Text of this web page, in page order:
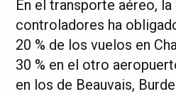
En el transporte aéreo, la
controladores ha
20 % de los vuelos en
30 % en el otro
en los de Beauvais,